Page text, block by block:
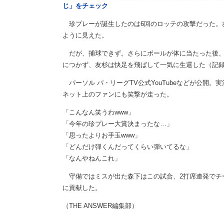
じ」をチェック
珍プレーが誕生したのは6回のロッテの攻撃だった
ように見えた。
だが、捕球できず。さらにボールが体に当たった後
につかず、友杉は快足を飛ばして一気に生還した（記
パーソル パ・リーグTV公式YouTubeなどが公開。
ネット上のファンにも笑撃が走った。
「こんなん笑うわwww」
「今年の珍プレー大賞決まったな…」
「思ったよりお手玉www」
「どんだけ弾くんだってくらい弾いてるな」
「なんやねんこれ」
守備ではミスが出た森下はこの試合、2打席連発で
に貢献した。
（THE ANSWER編集部）